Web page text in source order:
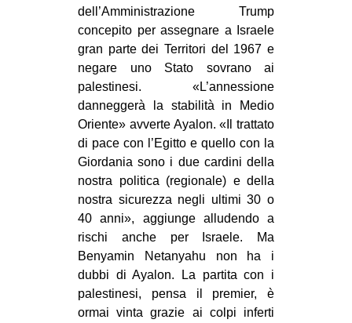
PRECARIATO
REPRESSIONE
STUDENTI
ARTE
CINEMA
MANIFESTI
MUSICA
RECENSIONI
INTERNAZIONALE
AFRICA
AMERICHE
dell’Amministrazione Trump
concepito per assegnare a Israele
gran parte dei Territori del 1967 e
negare uno Stato sovrano ai
palestinesi. «L’annessione
danneggerà la stabilità in Medio
Oriente» avverte Ayalon. «Il trattato
di pace con l’Egitto e quello con la
Giordania sono i due cardini della
nostra politica (regionale) e della
nostra sicurezza negli ultimi 30 o
40 anni», aggiunge alludendo a
rischi anche per Israele. Ma
Benyamin Netanyahu non ha i
dubbi di Ayalon. La partita con i
palestinesi, pensa il premier, è
ormai vinta grazie ai colpi inferti